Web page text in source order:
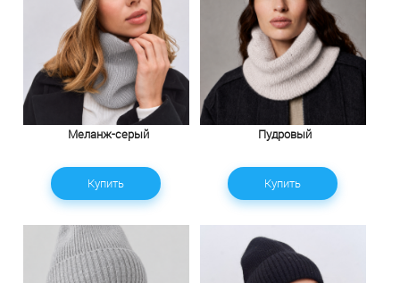
Меланж-серый
Купить
Пудровый
Купить